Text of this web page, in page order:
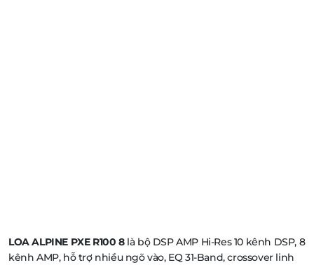
LOA ALPINE PXE R100 8là bộ DSP AMP Hi-Res 10 kênh DSP, 8
kênh AMP, hỗ trợ nhiều ngõ vào, EQ 31-Band, crossover linh